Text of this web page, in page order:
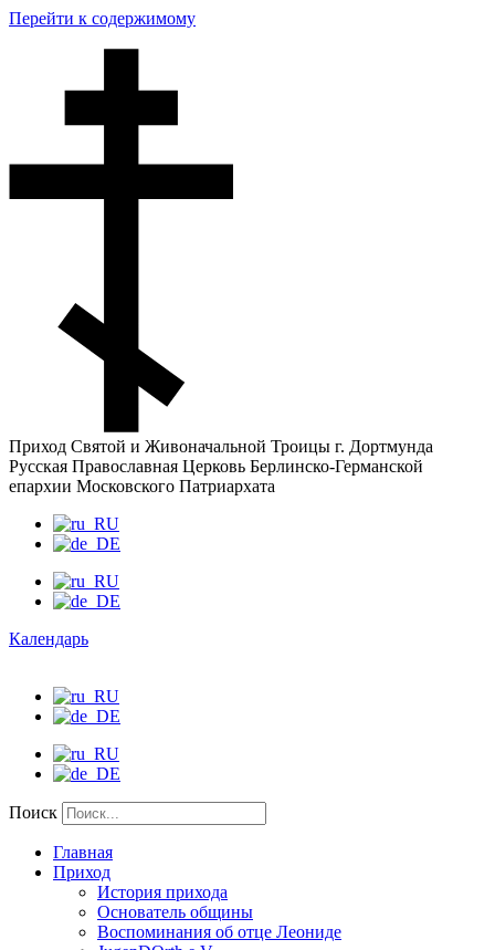
Перейти к содержимому
Приход Святой и Живоначальной Троицы г. Дортмунда
Русская Православная Церковь Берлинско-Германской
епархии Московского Патриархата
Календарь
Поиск
Главная
Приход
История прихода
Основатель общины
Воспоминания об отце Леониде